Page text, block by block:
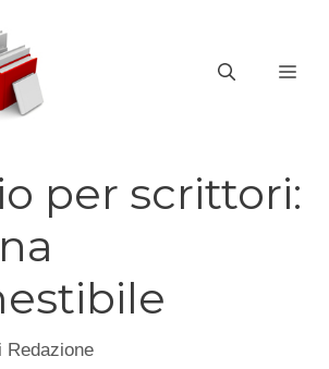
per scrittori:
Redazione